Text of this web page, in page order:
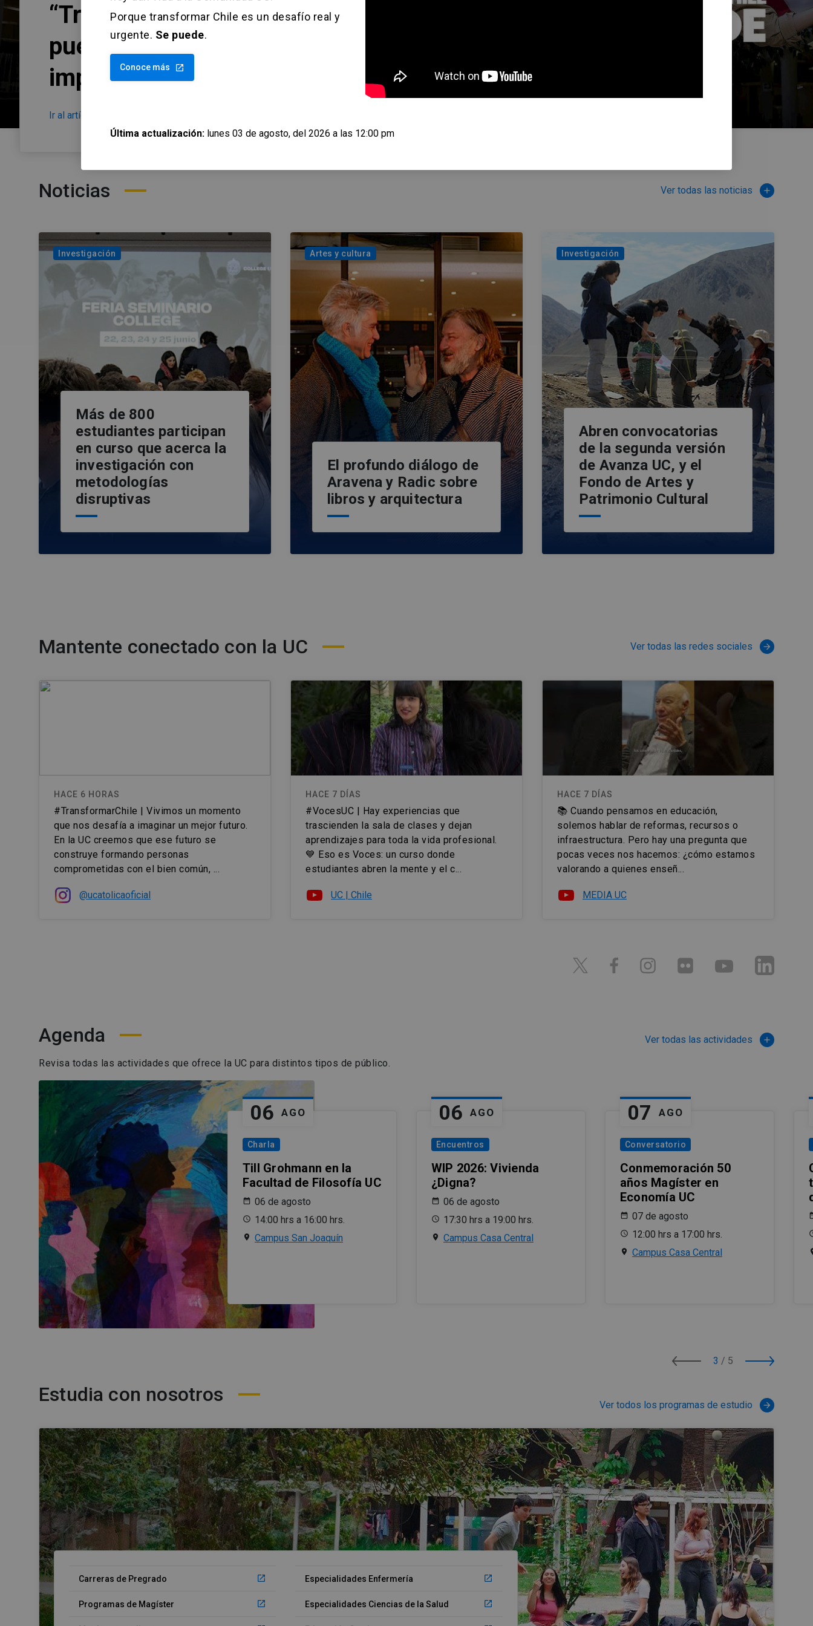
“Transformar Chile. Se
puede”: el llamado de la UC a
impactar el país
Ir al artículo
Noticias Ver todas las noticias add
Investigación
Más de 800
estudiantes participan
en curso que acerca la
investigación con
metodologías
disruptivas
Artes y cultura
El profundo diálogo de
Aravena y Radic sobre
libros y arquitectura
Investigación
Abren convocatorias
de la segunda versión
de Avanza UC, y el
Fondo de Artes y
Patrimonio Cultural
Mantente conectado con la UC Ver todas las redes sociales arrow_forward
HACE 6 HORAS
#TransformarChile | Vivimos un momento
que nos desafía a imaginar un mejor futuro.
En la UC creemos que ese futuro se
construye formando personas
comprometidas con el bien común, ...
@ucatolicaoficial
HACE 7 DÍAS
#VocesUC | Hay experiencias que
trascienden la sala de clases y dejan
aprendizajes para toda la vida profesional.
💙 Eso es Voces: un curso donde
estudiantes abren la mente y el c...
UC | Chile
HACE 7 DÍAS
📚 Cuando pensamos en educación,
solemos hablar de reformas, recursos o
infraestructura. Pero hay una pregunta que
pocas veces nos hacemos: ¿cómo estamos
valorando a quienes enseñ...
MEDIA UC
Agenda Ver todas las actividades add
Revisa todas las actividades que ofrece la UC para distintos tipos de público.
06 AGO
Charla
Till Grohmann en la
Facultad de Filosofía UC
06 de agosto
14:00 hrs a 16:00 hrs.
Campus San Joaquín
06 AGO
Encuentros
WIP 2026: Vivienda
¿Digna?
06 de agosto
17:30 hrs a 19:00 hrs.
Campus Casa Central
07 AGO
Conversatorio
Conmemoración 50
años Magíster en
Economía UC
07 de agosto
12:00 hrs a 17:00 hrs.
Campus Casa Central
3 / 5
Estudia con nosotros Ver todos los programas de estudio arrow_forward
Carreras de Pregrado launch
Programas de Magíster launch
Especialidades Enfermería launch
Especialidades Ciencias de la Salud launch
Porque transformar Chile es un desafío real y
urgente. Se puede.
Conoce más launch
Última actualización: lunes 03 de agosto, del 2026 a las 12:00 pm